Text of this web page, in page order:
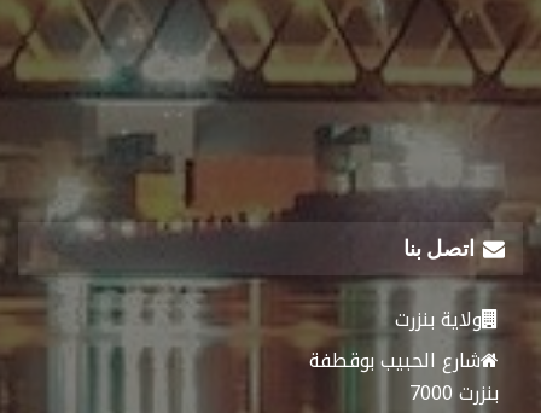
اتصل بنا
ولاية بنزرت
شارع الحبيب بوقطفة
بنزرت 7000